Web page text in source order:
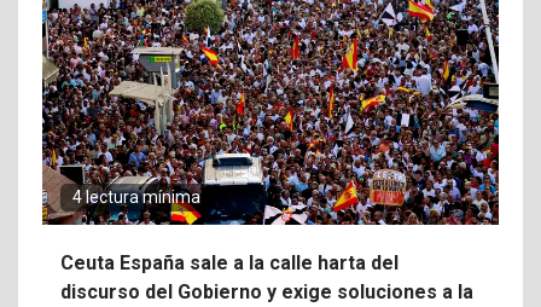
4 lectura mínima
Ceuta España sale a la calle harta del
discurso del Gobierno y exige soluciones a la